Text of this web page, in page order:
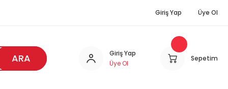
Giriş Yap Üye Ol
ARA
Giriş Yap
Üye Ol
Sepetim